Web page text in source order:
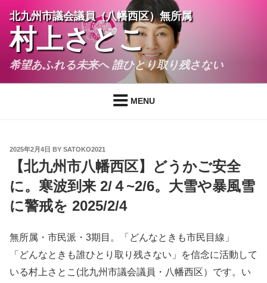
content
北九州市議会議員（八幡西区）無所属
村上さとこ
希望あふれる未来へ 誰ひとり取り残さない
MENU
POSTED
ON
2025年2月4日 BY SATOKO2021
【北九州市八幡西区】どうかご安全
に。寒波到来 2/４~2/6。大雪や暴風雪
に警戒を 2025/2/4
無所属・市民派・3期目。「どんなときも市民目線」
「どんなときも誰ひとり取り残さない」を信念に活動して
いる村上さとこ(北九州市議会議員・八幡西区）です。い